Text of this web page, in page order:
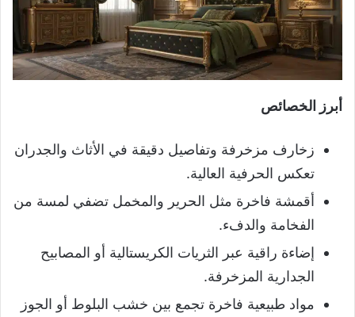
أبرز الخصائص
زخارف مزخرفة وتفاصيل دقيقة في الأثاث والجدران
تعكس الحرفية العالية.
أقمشة فاخرة مثل الحرير والمخمل تضفي لمسة من
الفخامة والدفء.
إضاءة راقية عبر الثريات الكريستالية أو المصابيح
الجدارية المزخرفة.
مواد طبيعية فاخرة تجمع بين خشب البلوط أو الجوز